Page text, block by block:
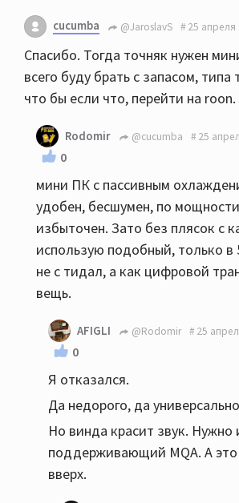
cucumba @JaroslavS 25 апреля
Спасибо. Тогда точняк нужен
всего буду брать с запасом, типа
что бы если что, перейти на roon.
Rodomir @cucumba 25
0
мини ПК с пассивным
удобен, бесшумен, по
избыточен. Зато без плясок с
использую подобный, только в
не с тидал, а как цифровой
вещь.
AFIGLI @Rodomir 25
0
Я отказался.
Да недорого, да
Но винда красит звук. Нужно
поддерживающий MQA. А это
вверх.